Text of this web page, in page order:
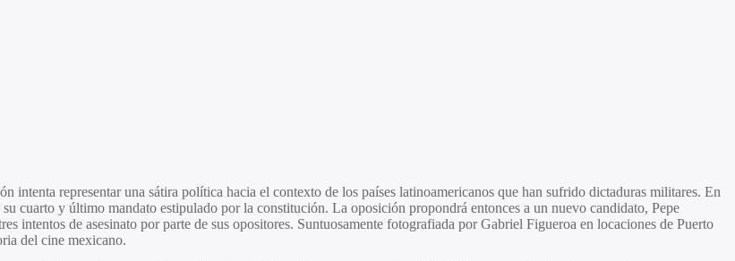
intenta representar una sátira política hacia el contexto de los países latinoamericanos que han sufrido dictaduras militares. En
cuarto y último mandato estipulado por la constitución. La oposición propondrá entonces a un nuevo candidato, Pepe
intentos de asesinato por parte de sus opositores. Suntuosamente fotografiada por Gabriel Figueroa en locaciones de Puerto
del cine mexicano.